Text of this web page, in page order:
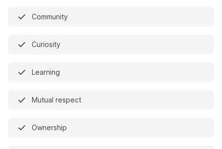
Community
Curiosity
Learning
Mutual respect
Ownership